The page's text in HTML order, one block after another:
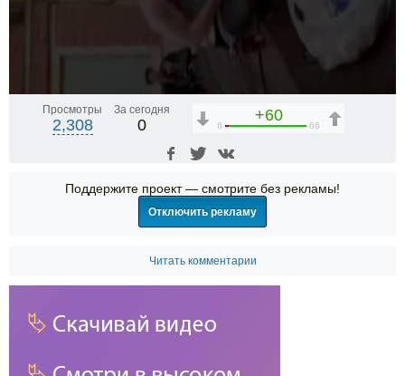
Просмотры
2,308
За сегодня
0
+60
6 66
Поддержите проект — смотрите без рекламы!
Отключить рекламу
Читать комментарии